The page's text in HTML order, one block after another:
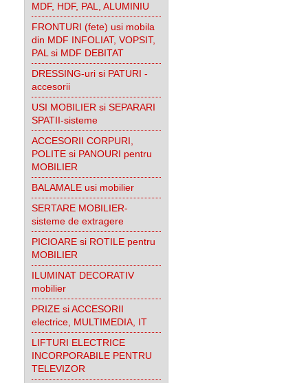
MDF, HDF, PAL, ALUMINIU
FRONTURI (fete) usi mobila
din MDF INFOLIAT, VOPSIT,
PAL si MDF DEBITAT
DRESSING-uri si PATURI -
accesorii
USI MOBILIER si SEPARARI
SPATII-sisteme
ACCESORII CORPURI,
POLITE si PANOURI pentru
MOBILIER
BALAMALE usi mobilier
SERTARE MOBILIER-
sisteme de extragere
PICIOARE si ROTILE pentru
MOBILIER
ILUMINAT DECORATIV
mobilier
PRIZE si ACCESORII
electrice, MULTIMEDIA, IT
LIFTURI ELECTRICE
INCORPORABILE PENTRU
TELEVIZOR